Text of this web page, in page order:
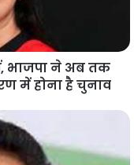
भाजपा ने अब तक
में होना है चुनाव